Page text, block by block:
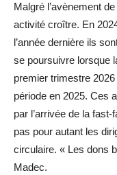
Malgré l’avènement
activité croître. En
l’année dernière ils
se poursuivre lorsque
premier trimestre
période en 2025. Ces
par l’arrivée de la
pas pour autant les
circulaire. « Les dons
Madec.